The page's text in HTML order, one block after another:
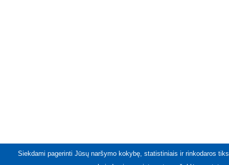
Siekdami pagerinti Jūsų naršymo kokybę, statistiniais ir rinkodaros